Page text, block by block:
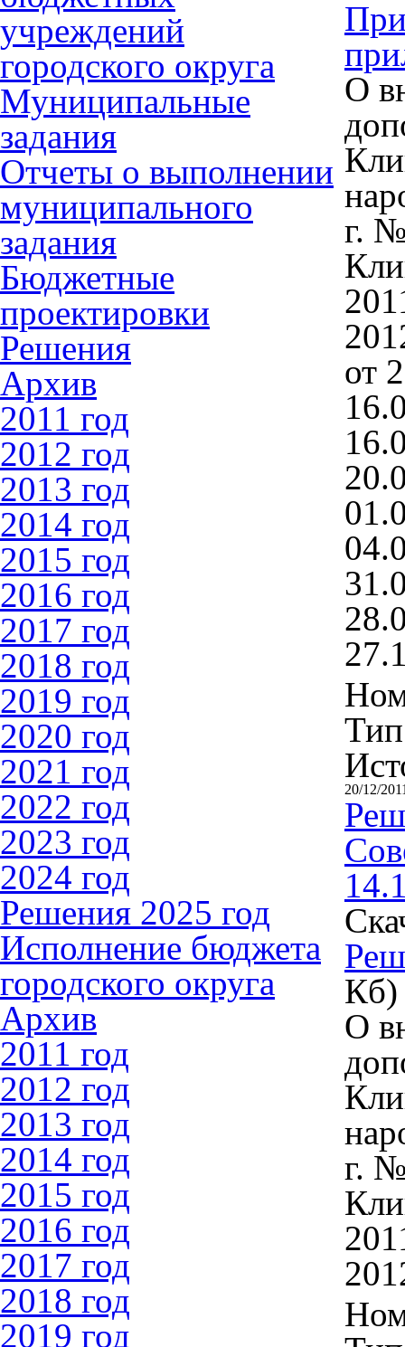
учреждений
городского округа
Муниципальные
задания
Отчеты о выполнении
муниципального
задания
Бюджетные
проектировки
Решения
Архив
2011 год
2012 год
2013 год
2014 год
2015 год
2016 год
2017 год
2018 год
2019 год
2020 год
2021 год
2022 год
2023 год
2024 год
Решения 2025 год
Исполнение бюджета
городского округа
Архив
2011 год
2012 год
2013 год
2014 год
2015 год
2016 год
2017 год
2018 год
2019 год
О
г.
от
20/12/
Кб)
О
г.